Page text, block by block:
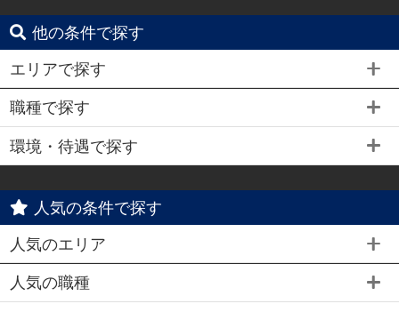
他の条件で探す
エリアで探す
職種で探す
環境・待遇で探す
人気の条件で探す
人気のエリア
人気の職種